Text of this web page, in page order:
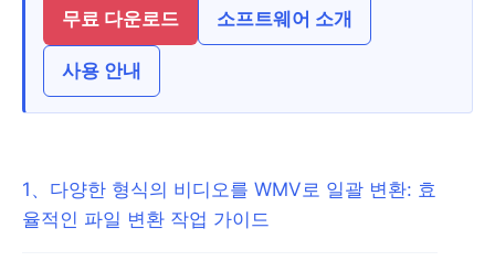
무료 다운로드
소프트웨어 소개
사용 안내
1 、 다양한 형식의 비디오를 WMV로 일괄 변환: 효
율적인 파일 변환 작업 가이드